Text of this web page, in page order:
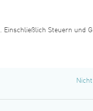
. Einschließlich Steuern und